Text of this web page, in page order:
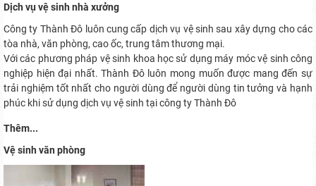
Dịch vụ vệ sinh nhà xưởng
Công ty Thành Đô luôn cung cấp dịch vụ vệ sinh sau xây dựng cho các
tòa nhà, văn phòng, cao ốc, trung tâm thương mại.
Với các phương pháp vệ sinh khoa học sử dụng máy móc vệ sinh công
nghiệp hiện đại nhất. Thành Đô luôn mong muốn được mang đến sự
trải nghiệm tốt nhất cho người dùng để người dùng tin tưởng và hạnh
phúc khi sử dụng dịch vụ vệ sinh tại công ty Thành Đô
Thêm...
Vệ sinh văn phòng